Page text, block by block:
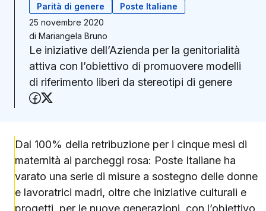
Parità di genere
Poste Italiane
25 novembre 2020
di Mariangela Bruno
Le iniziative dell’Azienda per la genitorialità
attiva con l’obiettivo di promuovere modelli
di riferimento liberi da stereotipi di genere
Condividi su Facebook
Dal 100% della retribuzione per i cinque mesi di
maternità ai parcheggi rosa: Poste Italiane ha
varato una serie di misure a sostegno delle donne
e lavoratrici madri, oltre che iniziative culturali e
progetti, per le nuove generazioni, con l’obiettivo